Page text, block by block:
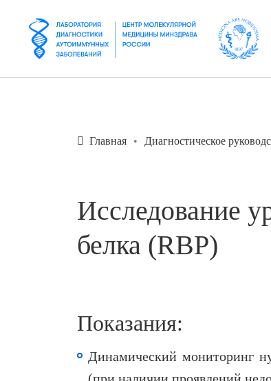
Главная Диагностическое
Исследование
белка (RBP)
Показания:
Динамический мониторинг